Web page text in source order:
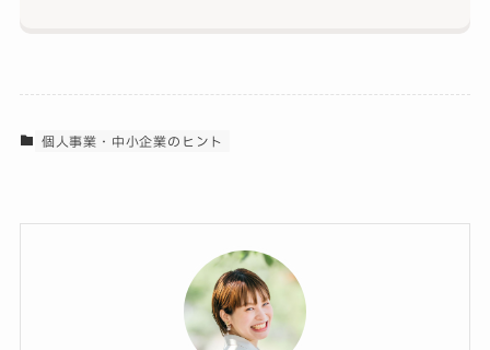
個人事業・中小企業のヒント